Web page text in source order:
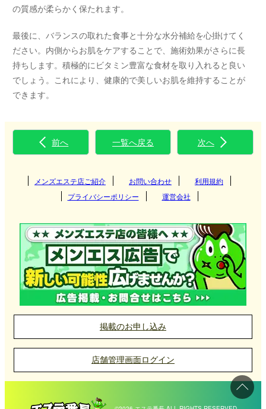
の質感が柔らかく保たれます。
最後に、バランスの取れた食事と十分な水分補給を心掛けてく
ださい。内側からお肌をケアすることで、施術効果がさらに長
持ちします。積極的にビタミン豊富な食材を取り入れると良い
でしょう。これにより、健康的で美しいお肌を維持することが
できます。
前へ 一覧へ戻る 次へ
メンズエステ店ご紹介 お問い合わせ
利用規約
プライバシーポリシー
運営会社
掲載のお申し込み
店舗管理画面ログイン